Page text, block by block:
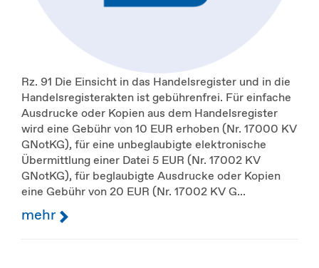
Rz. 91 Die Einsicht in das Handelsregister und in die
Handelsregisterakten ist gebührenfrei. Für einfache
Ausdrucke oder Kopien aus dem Handelsregister
wird eine Gebühr von 10 EUR erhoben (Nr. 17000 KV
GNotKG), für eine unbeglaubigte elektronische
Übermittlung einer Datei 5 EUR (Nr. 17002 KV
GNotKG), für beglaubigte Ausdrucke oder Kopien
eine Gebühr von 20 EUR (Nr. 17002 KV G...
mehr